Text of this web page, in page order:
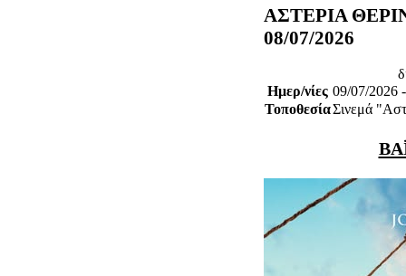
ΑΣΤΕΡΙΑ
08/07/2026
Ημερ/νίες 09/07/2026
ΤοποθεσίαΣινεμά